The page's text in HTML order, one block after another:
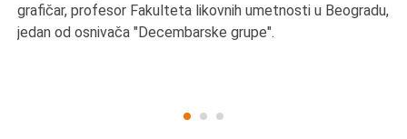
grafičar, profesor Fakulteta likovnih umetnosti u Beogradu,
jedan od osnivača "Decembarske grupe".